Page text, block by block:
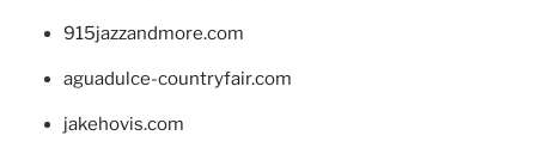
915jazzandmore.com
aguadulce-countryfair.com
jakehovis.com